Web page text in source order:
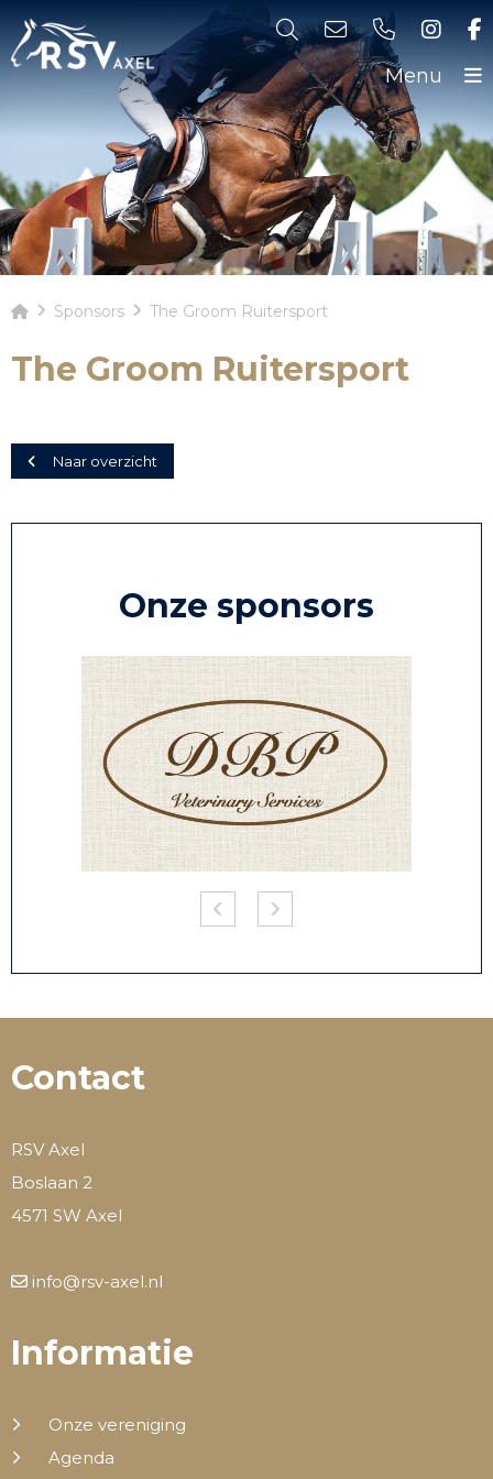
Menu
Sponsors The Groom Ruitersport
The Groom Ruitersport
Naar overzicht
Onze sponsors
Contact
RSV Axel
Boslaan 2
4571 SW Axel
info@rsv-axel.nl
Informatie
Onze vereniging
Agenda